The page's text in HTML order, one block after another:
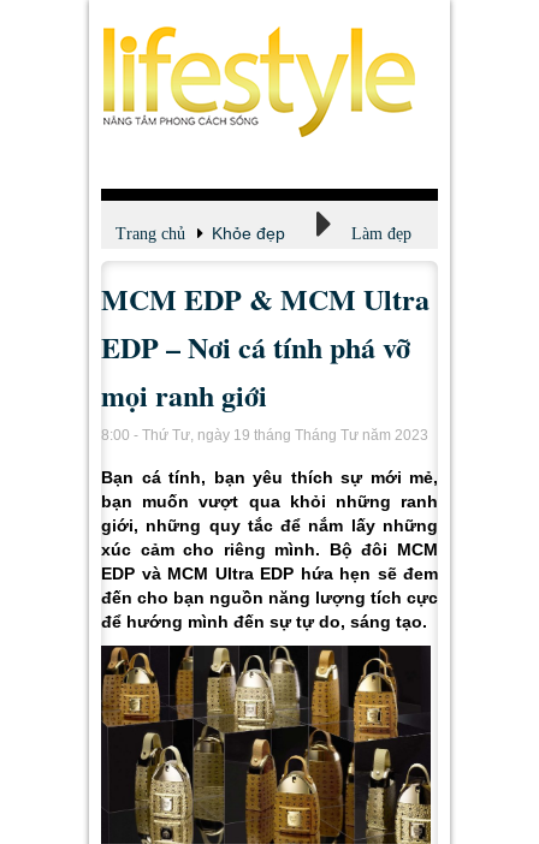
Trang chủ Khỏe đẹp Làm đẹp
MCM EDP & MCM Ultra
EDP – Nơi cá tính phá vỡ
mọi ranh giới
8:00 - Thứ Tư, ngày 19 tháng Tháng Tư năm 2023
Bạn cá tính, bạn yêu thích sự mới mẻ,
bạn muốn vượt qua khỏi những ranh
giới, những quy tắc để nắm lấy những
xúc cảm cho riêng mình. Bộ đôi MCM
EDP và MCM Ultra EDP hứa hẹn sẽ đem
đến cho bạn nguồn năng lượng tích cực
để hướng mình đến sự tự do, sáng tạo.